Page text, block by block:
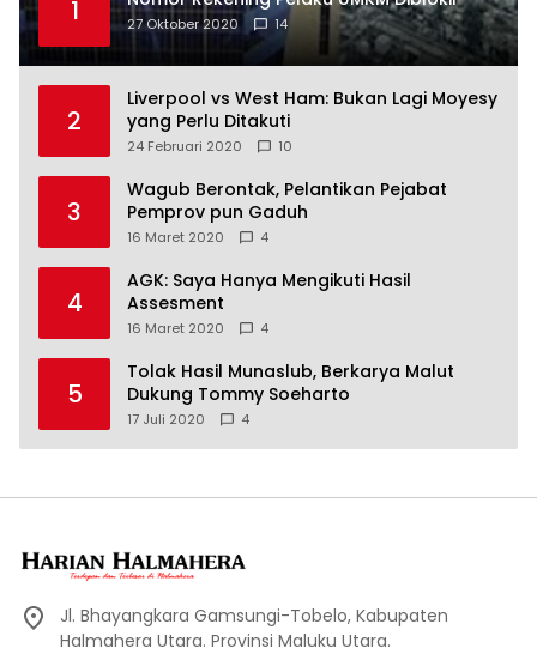
1 27 Oktober 2020 14
2
Liverpool vs West Ham: Bukan Lagi Moyesy
yang Perlu Ditakuti
24 Februari 2020 10
3
Wagub Berontak, Pelantikan Pejabat
Pemprov pun Gaduh
16 Maret 2020 4
4
AGK: Saya Hanya Mengikuti Hasil
Assesment
16 Maret 2020 4
5
Tolak Hasil Munaslub, Berkarya Malut
Dukung Tommy Soeharto
17 Juli 2020 4
Jl. Bhayangkara Gamsungi-Tobelo, Kabupaten
Halmahera Utara. Provinsi Maluku Utara.